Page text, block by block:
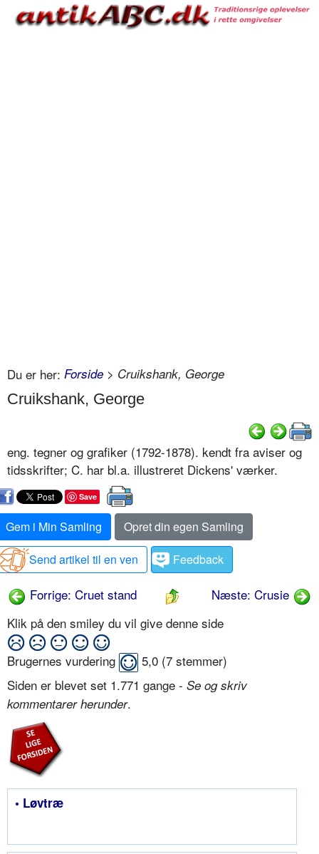
Du er her: Forside > Cruikshank, George
Cruikshank, George
eng. tegner og grafiker (1792-1878). kendt fra aviser og
tidsskrifter; C. har bl.a. illustreret Dickens' værker.
Save
Gem i Min Samling
Opret din egen Samling
Send artikel til en ven
Feedback
Forrige: Cruet stand
Næste: Crusie
Klik på den smiley du vil give denne side
Brugernes vurdering 5,0 (7 stemmer)
Siden er blevet set 1.771 gange - Se og skriv
kommentarer herunder.
• Løvtræ